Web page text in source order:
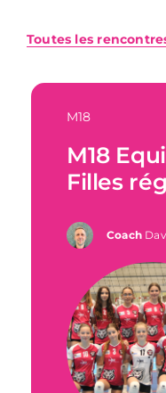
Toutes les
M18
M18
Filles
Coach